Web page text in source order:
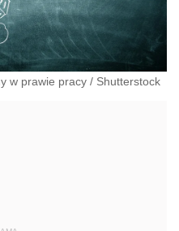
w prawie pracy / Shutterstock